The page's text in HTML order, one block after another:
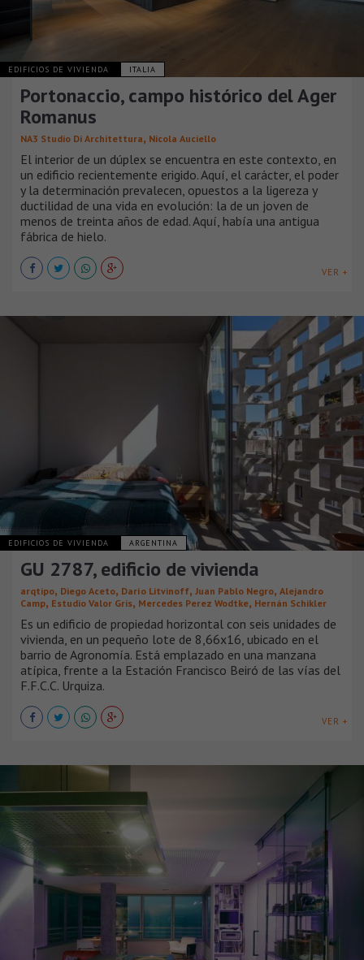
EDIFICIOS DE VIVIENDA ITALIA
Portonaccio, campo histórico del Ager
Romanus
NA3 Studio Di Architettura, Nicola Auciello
El interior de un dúplex se encuentra en este contexto, en
un edificio recientemente erigido. Aquí, el carácter, el poder
y la determinación prevalecen, opuestos a la ligereza y
ductilidad de una vida en evolución: la de un joven de
menos de treinta años de edad. Aquí, había una antigua
fábrica de hielo.
VER +
EDIFICIOS DE VIVIENDA ARGENTINA
GU 2787, edificio de vivienda
arqtipo, Diego Aceto, Darío Litvinoff, Juan Pablo Negro, Alejandro
Camp, Estudio Valor Gris, Mercedes Perez Wodtke, Hernán Schikler
Es un edificio de propiedad horizontal con seis unidades de
vivienda, en un pequeño lote de 8,66x16, ubicado en el
barrio de Agronomía. Está emplazado en una manzana
atípica, frente a la Estación Francisco Beiró de las vías del
F.F.C.C. Urquiza.
VER +